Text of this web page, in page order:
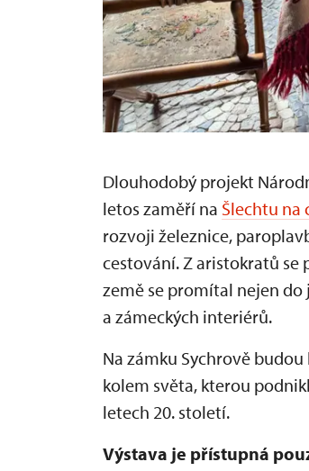
Dlouhodobý projekt
letos zaměří na Šlechtu na
rozvoji železnice,
cestování. Z aristokratů
země se promítal nejen
a zámeckých interiérů.
Na zámku Sychrově
kolem světa, kterou
letech 20. století.
Výstava je přístupná